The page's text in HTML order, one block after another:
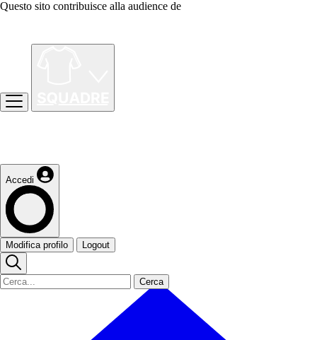
Questo sito contribuisce alla audience de
Accedi
Modifica profilo Logout
Cerca